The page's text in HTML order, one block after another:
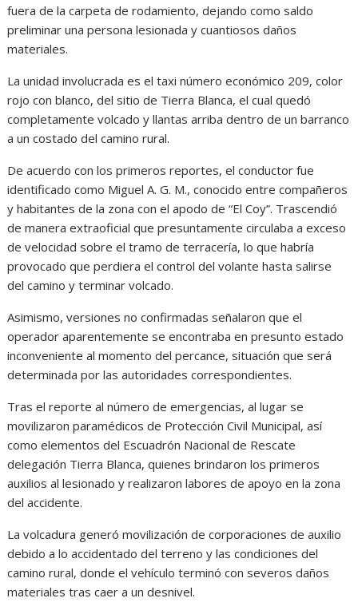
fuera de la carpeta de rodamiento, dejando como saldo
preliminar una persona lesionada y cuantiosos daños
materiales.
La unidad involucrada es el taxi número económico 209, color
rojo con blanco, del sitio de Tierra Blanca, el cual quedó
completamente volcado y llantas arriba dentro de un barranco
a un costado del camino rural.
De acuerdo con los primeros reportes, el conductor fue
identificado como Miguel A. G. M., conocido entre compañeros
y habitantes de la zona con el apodo de “El Coy”. Trascendió
de manera extraoficial que presuntamente circulaba a exceso
de velocidad sobre el tramo de terracería, lo que habría
provocado que perdiera el control del volante hasta salirse
del camino y terminar volcado.
Asimismo, versiones no confirmadas señalaron que el
operador aparentemente se encontraba en presunto estado
inconveniente al momento del percance, situación que será
determinada por las autoridades correspondientes.
Tras el reporte al número de emergencias, al lugar se
movilizaron paramédicos de Protección Civil Municipal, así
como elementos del Escuadrón Nacional de Rescate
delegación Tierra Blanca, quienes brindaron los primeros
auxilios al lesionado y realizaron labores de apoyo en la zona
del accidente.
La volcadura generó movilización de corporaciones de auxilio
debido a lo accidentado del terreno y las condiciones del
camino rural, donde el vehículo terminó con severos daños
materiales tras caer a un desnivel.